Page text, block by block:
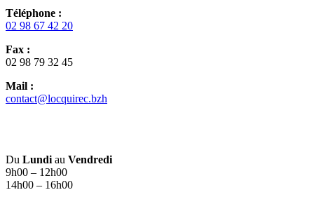
Téléphone :
02 98 67 42 20
Fax :
02 98 79 32 45
Mail :
contact@locquirec.bzh
Du Lundi au Vendredi
9h00 – 12h00
14h00 – 16h00